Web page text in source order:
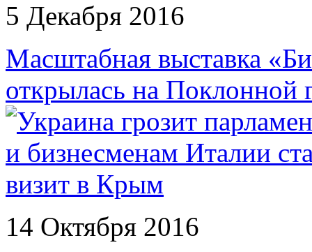
5 Декабря 2016
Масштабная выставка
открылась на Поклонной
14 Октября 2016